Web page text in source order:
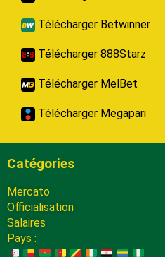
Télécharger Betwinner
Télécharger 888Starz
Télécharger MelBet
Télécharger Megapari
Catégories
Mercato
Officialisation
Salaires
Pays :